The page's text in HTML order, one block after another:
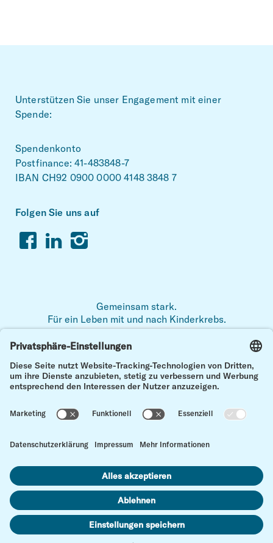
Unterstützen Sie unser Engagement mit einer
Spende:
Spendenkonto
Postfinance: 41-483848-7
IBAN CH92 0900 0000 4148 3848 7
Folgen Sie uns auf
FacebookLinkedinInstagram
Gemeinsam stark.
Für ein Leben mit und nach Kinderkrebs.
ImpressumDatenschutzKontaktCookie Einstellungen